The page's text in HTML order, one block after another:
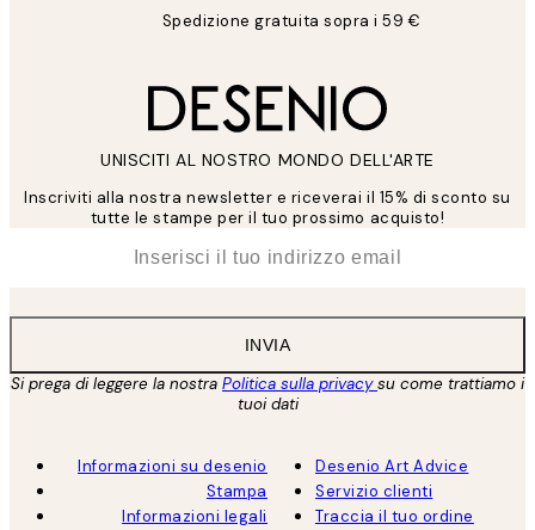
Spedizione gratuita sopra i 59 €
UNISCITI AL NOSTRO MONDO DELL'ARTE
Inscriviti alla nostra newsletter e riceverai il 15% di sconto su
tutte le stampe per il tuo prossimo acquisto!
INVIA
Si prega di leggere la nostra Politica sulla privacysu come trattiamo i
tuoi dati
Informazioni su desenio
Stampa
Informazioni legali
Desenio Art Advice
Servizio clienti
Traccia il tuo ordine